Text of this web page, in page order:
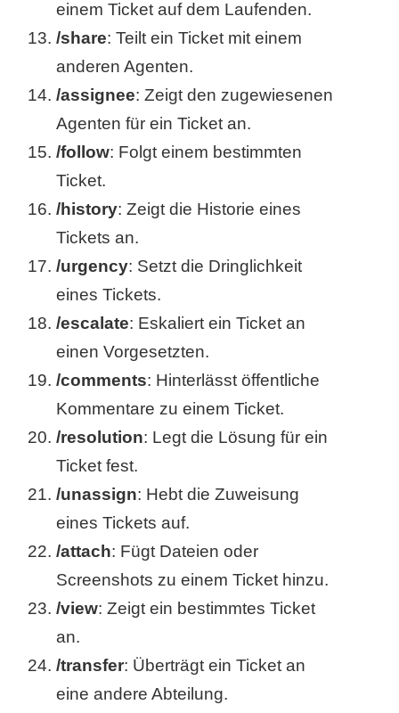
einem Ticket auf dem Laufenden.
/share: Teilt ein Ticket mit einem
anderen Agenten.
/assignee: Zeigt den zugewiesenen
Agenten für ein Ticket an.
/follow: Folgt einem bestimmten
Ticket.
/history: Zeigt die Historie eines
Tickets an.
/urgency: Setzt die Dringlichkeit
eines Tickets.
/escalate: Eskaliert ein Ticket an
einen Vorgesetzten.
/comments: Hinterlässt öffentliche
Kommentare zu einem Ticket.
/resolution: Legt die Lösung für ein
Ticket fest.
/unassign: Hebt die Zuweisung
eines Tickets auf.
/attach: Fügt Dateien oder
Screenshots zu einem Ticket hinzu.
/view: Zeigt ein bestimmtes Ticket
an.
/transfer: Überträgt ein Ticket an
eine andere Abteilung.